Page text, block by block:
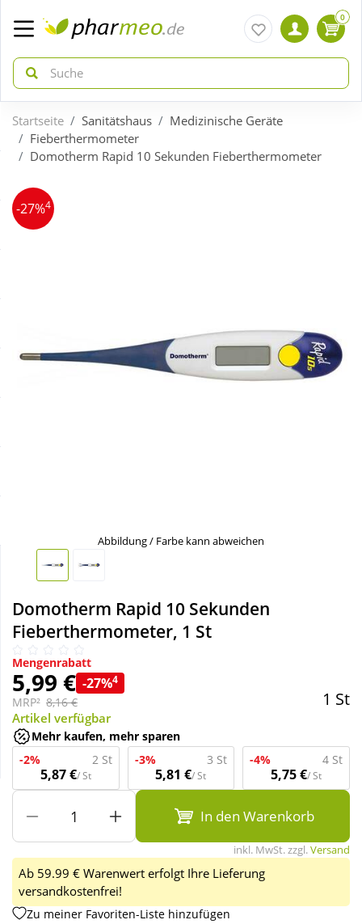
zurück
Aktuelle Coupons
zurück
Arzneimittel
Körperpflege & Kosmetik
Natur & Homöopathie
Sanitätshaus
Sport & Fitness
Tierbedarf
Wellness
0
Startseite Sanitätshaus
Medizinische Geräte
Fieberthermometer
Domotherm Rapid 10 Sekunden Fieberthermometer
-27%4
Abbildung / Farbe kann abweichen
Domotherm Rapid 10 Sekunden
Fieberthermometer, 1 St
Mengenrabatt
5,99 € -27%4
MRP² 8,16 € 1 St
Artikel verfügbar
Mehr kaufen, mehr sparen
-2%
2 St
5,87 €/ St
-3% 3 St
5,81 €/ St
-4% 4 St
5,75 €/ St
In den Warenkorb
inkl. MwSt. zzgl.Versand
Ab 59.99 € Warenwert erfolgt Ihre Lieferung
versandkostenfrei!
Zu meiner Favoriten-Liste hinzufügen